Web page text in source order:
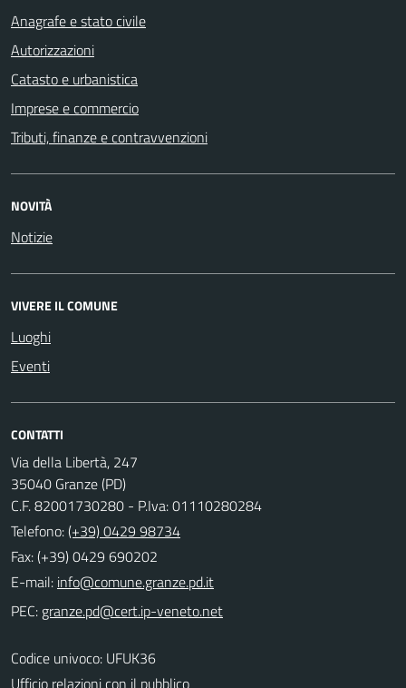
Anagrafe e stato civile
Autorizzazioni
Catasto e urbanistica
Imprese e commercio
Tributi, finanze e contravvenzioni
NOVITÀ
Notizie
VIVERE IL COMUNE
Luoghi
Eventi
CONTATTI
Via della Libertà, 247
35040 Granze (PD)
C.F. 82001730280 - P.Iva: 01110280284
Telefono:(+39) 0429 98734
Fax: (+39) 0429 690202
E-mail:
PEC:
Codice univoco: UFUK36
Ufficio relazioni con il pubblico